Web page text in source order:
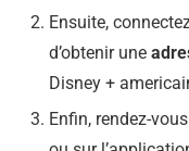
Ensuite,
d’obtenir une
Disney +
Enfin, rendez-